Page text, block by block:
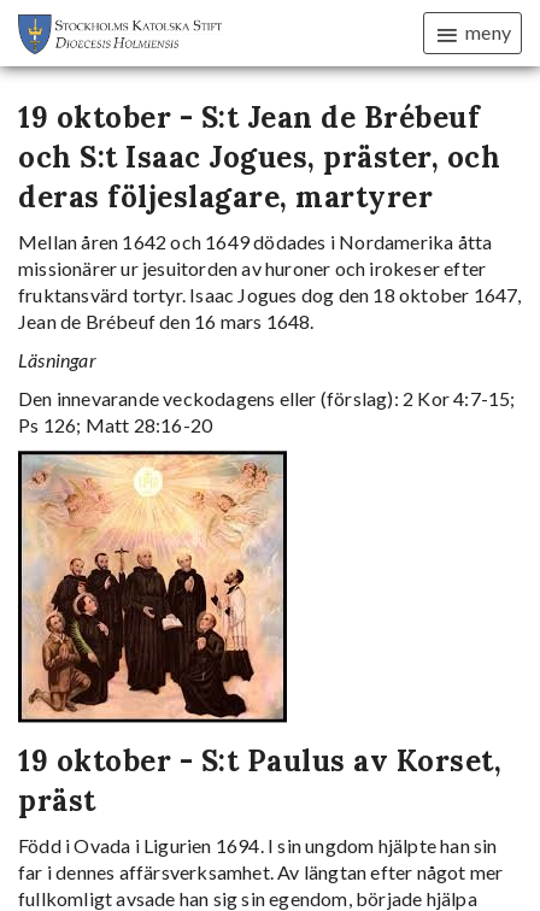
meny
19 oktober - S:t Jean de Brébeuf
och S:t Isaac Jogues, präster, och
deras följeslagare, martyrer
Mellan åren 1642 och 1649 dödades i Nordamerika åtta
missionärer ur jesuitorden av huroner och irokeser efter
fruktansvärd tortyr. Isaac Jogues dog den 18 oktober 1647,
Jean de Brébeuf den 16 mars 1648.
Läsningar
Den innevarande veckodagens eller (förslag): 2 Kor 4:7-15;
Ps 126; Matt 28:16-20
19 oktober - S:t Paulus av Korset,
präst
Född i Ovada i Ligurien 1694. I sin ungdom hjälpte han sin
far i dennes affärsverksamhet. Av längtan efter något mer
fullkomligt avsade han sig sin egendom, började hjälpa